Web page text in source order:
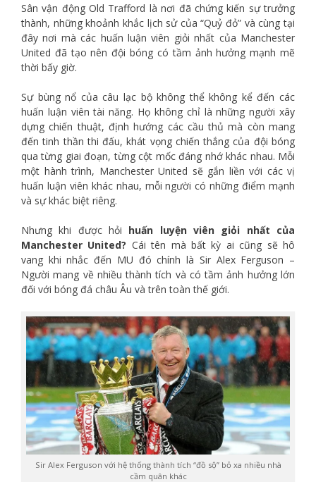
Sân vận động Old Trafford là nơi đã chứng kiến sự trưởng
thành, những khoảnh khắc lịch sử của “Quỷ đỏ” và cùng tại
đây nơi mà các huấn luận viên giỏi nhất của Manchester
United đã tạo nên đội bóng có tầm ảnh hưởng mạnh mẽ
thời bấy giờ.
Sự bùng nổ của câu lạc bộ không thể không kể đến các
huấn luận viên tài năng. Họ không chỉ là những người xây
dựng chiến thuật, định hướng các cầu thủ mà còn mang
đến tinh thần thi đấu, khát vọng chiến thắng của đội bóng
qua từng giai đoạn, từng cột mốc đáng nhớ khác nhau. Mỗi
một hành trình, Manchester United sẽ gắn liền với các vị
huấn luận viên khác nhau, mỗi người có những điểm mạnh
và sự khác biệt riêng.
Nhưng khi được hỏi huấn luyện viên giỏi nhất của
Manchester United? Cái tên mà bất kỳ ai cũng sẽ hô
vang khi nhắc đến MU đó chính là Sir Alex Ferguson –
Người mang về nhiều thành tích và có tầm ảnh hưởng lớn
đối với bóng đá châu Âu và trên toàn thế giới.
Sir Alex Ferguson với hệ thống thành tích “đồ sộ” bỏ xa nhiều nhà
cầm quân khác